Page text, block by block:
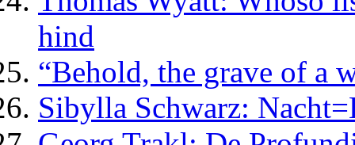
hind
“Behold, the grave of a
Sibylla Schwarz: